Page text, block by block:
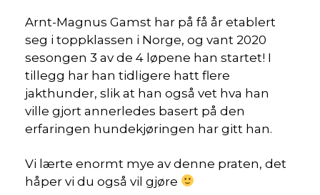
Arnt-Magnus Gamst har på få år etablert
seg i toppklassen i Norge, og vant 2020
sesongen 3 av de 4 løpene han startet! I
tillegg har han tidligere hatt flere
jakthunder, slik at han også vet hva han
ville gjort annerledes basert på den
erfaringen hundekjøringen har gitt han.
Vi lærte enormt mye av denne praten, det
håper vi du også vil gjøre